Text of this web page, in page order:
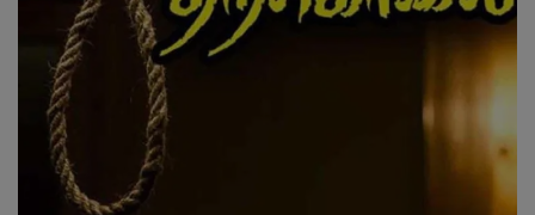
சட்டமன்ற தேர்தல் 2026
தொழில்நுட்பம்
மக்கள் புகார்கள்